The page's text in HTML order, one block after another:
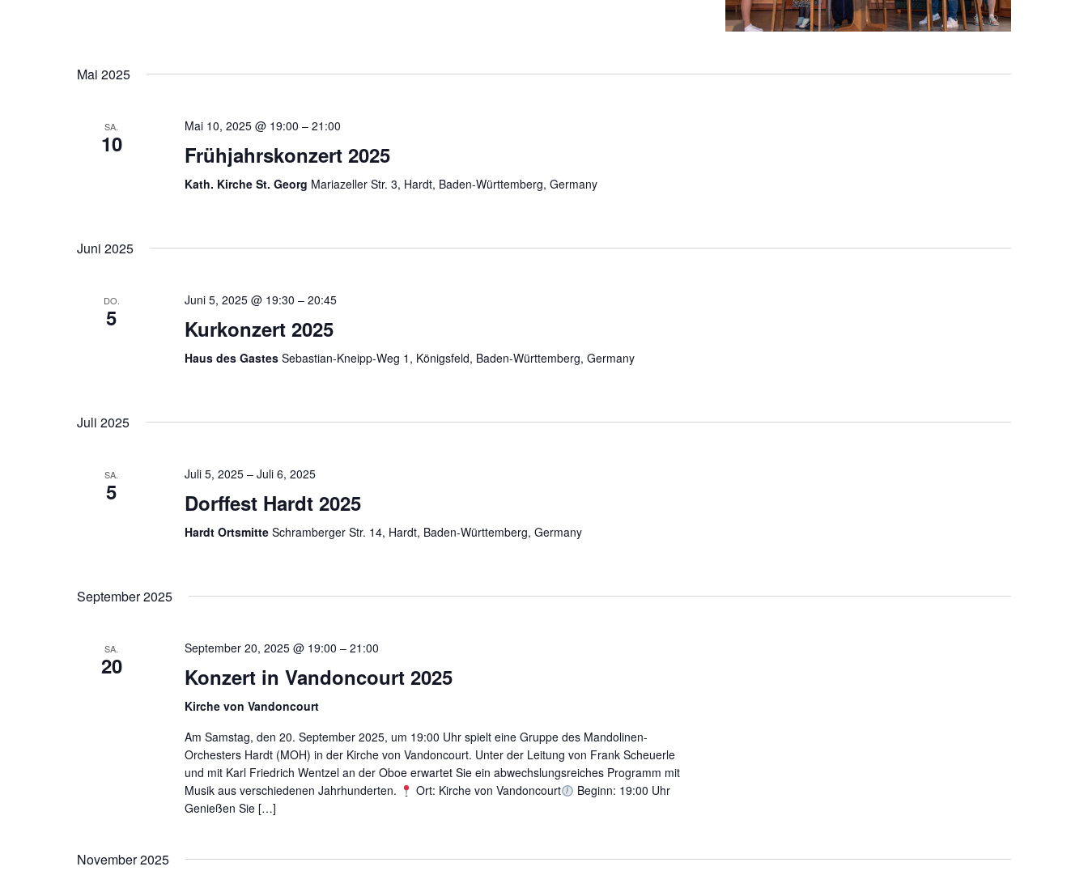
Mai 2025
SA.
10
Mai 10, 2025 @ 19:00 –21:00
Frühjahrskonzert 2025
Kath. Kirche St. Georg Mariazeller Str. 3, Hardt, Baden-Württemberg, Germany
Juni 2025
DO.
5
Juni 5, 2025 @ 19:30 –20:45
Kurkonzert 2025
Haus des GastesSebastian-Kneipp-Weg 1, Königsfeld, Baden-Württemberg, Germany
Juli 2025
SA.
5
Juli 5, 2025 –Juli 6, 2025
Dorffest Hardt 2025
Hardt OrtsmitteSchramberger Str. 14, Hardt, Baden-Württemberg, Germany
September 2025
SA.
20
September 20, 2025 @ 19:00 –21:00
Konzert in Vandoncourt 2025
Kirche von Vandoncourt
Am Samstag, den 20. September 2025, um 19:00 Uhr spielt eine Gruppe des Mandolinen-
Orchesters Hardt (MOH) in der Kirche von Vandoncourt. Unter der Leitung von Frank Scheuerle
und mit Karl Friedrich Wentzel an der Oboe erwartet Sie ein abwechslungsreiches Programm mit
Musik aus verschiedenen Jahrhunderten.
Ort: Kirche von Vandoncourt
Beginn: 19:00 Uhr
Genießen Sie […]
November 2025